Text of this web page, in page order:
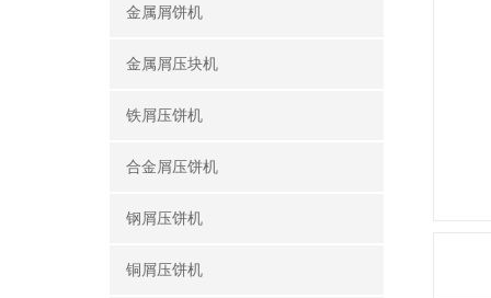
金属屑饼机
金属屑压块机
铁屑压饼机
合金屑压饼机
钢屑压饼机
铜屑压饼机